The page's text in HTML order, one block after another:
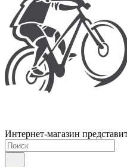
Интернет-магазин